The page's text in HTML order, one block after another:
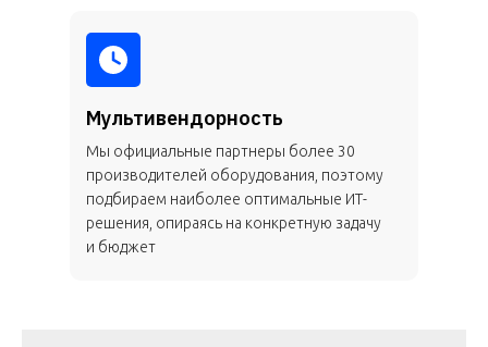
Мультивендорность
Мы официальные партнеры более 30
производителей оборудования, поэтому
подбираем наиболее оптимальные ИТ-
решения, опираясь на конкретную задачу
и бюджет